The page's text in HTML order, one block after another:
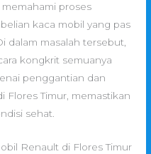
proses
kaca mobil yang pas
dalam masalah tersebut,
kongkrit semuanya
penggantian dan
Flores Timur, memastikan
sehat.
Renault di Flores Timur